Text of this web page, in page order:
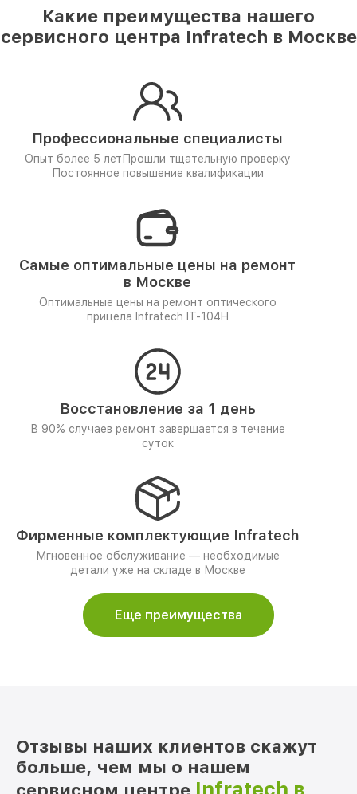
Какие преимущества нашего
сервисного центра Infratech в Москве
Профессиональные специалисты
Опыт более 5 лет Прошли тщательную проверку
Постоянное повышение квалификации
Самые оптимальные цены на ремонт
в Москве
Оптимальные цены на ремонт оптического
прицела Infratech IT-104H
Восстановление за 1 день
В 90% случаев ремонт завершается в течение
суток
Фирменные комплектующие Infratech
Мгновенное обслуживание — необходимые
детали уже на складе в Москве
Еще преимущества
Отзывы наших клиентов скажут
больше, чем мы о нашем
Infratech в